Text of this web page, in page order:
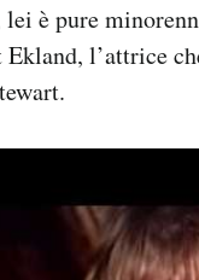
è pure
l’attrice